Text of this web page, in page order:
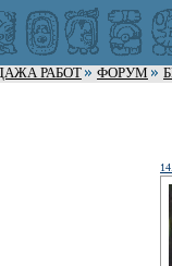
РАБОТ ФОРУМ